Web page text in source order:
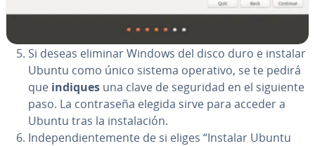
Si deseas eliminar Windows del disco duro e instalar
Ubuntu como único sistema operativo, se te pedirá
que indiques una clave de seguridad en el siguiente
paso. La co­n­tra­se­ña elegida sirve para acceder a
Ubuntu tras la in­s­ta­la­ción.
In­de­pe­n­die­n­te­me­n­te de si eliges “Instalar Ubuntu